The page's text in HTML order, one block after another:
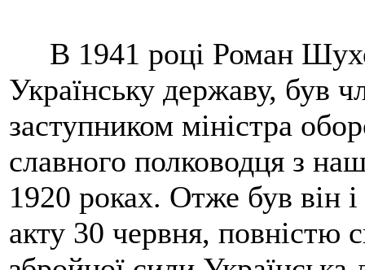
В 1941 році Роман
Українську державу, був
заступником міністра
славного полководця з
1920 роках. Отже був він
акту 30 червня, повністю